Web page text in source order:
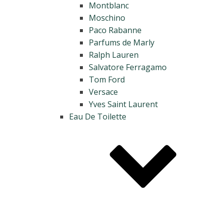
Montblanc
Moschino
Paco Rabanne
Parfums de Marly
Ralph Lauren
Salvatore Ferragamo
Tom Ford
Versace
Yves Saint Laurent
Eau De Toilette